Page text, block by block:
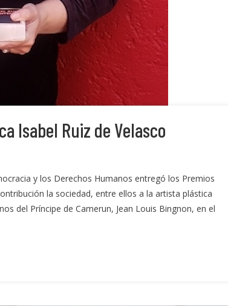
Isabel Ruiz de Velasco
y los Derechos Humanos entregó los Premios
la sociedad, entre ellos a la artista plástica
del Príncipe de Camerun, Jean Louis Bingnon, en el